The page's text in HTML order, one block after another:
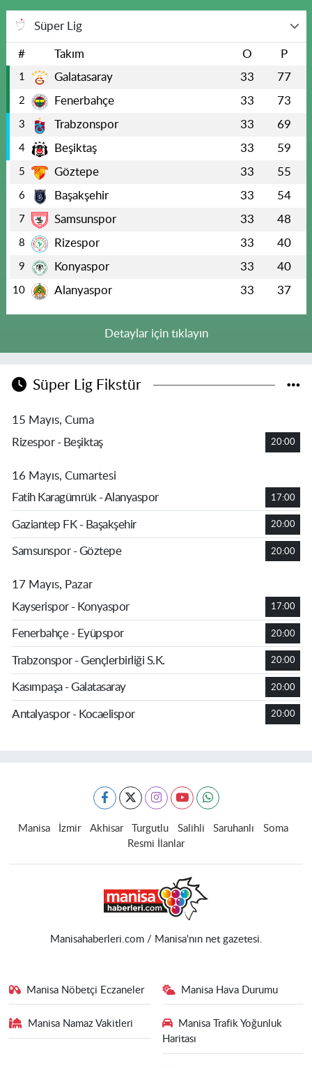
Süper Lig
# Takım O P
1 Galatasaray 33 77
2 Fenerbahçe 33 73
3 Trabzonspor 33 69
4 Beşiktaş 33 59
5 Göztepe 33 55
6 Başakşehir 33 54
7 Samsunspor 33 48
8 Rizespor 33 40
9 Konyaspor 33 40
10 Alanyaspor 33 37
Detaylar için tıklayın
Süper Lig Fikstür
15 Mayıs, Cuma
Rizespor - Beşiktaş
20:00
16 Mayıs, Cumartesi
Fatih Karagümrük - Alanyaspor
17:00
Gaziantep FK - Başakşehir 20:00
Samsunspor - Göztepe 20:00
17 Mayıs, Pazar
Kayserispor - Konyaspor
17:00
Fenerbahçe - Eyüpspor 20:00
Trabzonspor - Gençlerbirliği S.K. 20:00
Kasımpaşa - Galatasaray 20:00
Antalyaspor - Kocaelispor 20:00
Manisa İzmir Akhisar Turgutlu Salihli Saruhanlı
Soma
Resmi İlanlar
Manisahaberleri.com / Manisa'nın net gazetesi.
Manisa Nöbetçi Eczaneler Manisa Hava Durumu
Manisa Namaz Vakitleri
Manisa Trafik Yoğunluk
Haritası